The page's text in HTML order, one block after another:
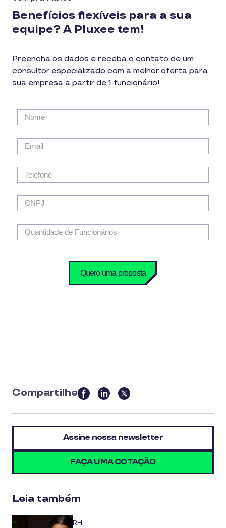
Benefícios flexíveis para a sua
equipe? A Pluxee tem!
Preencha os dados e receba o contato de um
consultor especializado com a melhor oferta para
sua empresa a partir de 1 funcionário!
Compartilhe
this
article
on
media
Assine nossa newsletter
FAÇA UMA COTAÇÃO
Leia também
RH